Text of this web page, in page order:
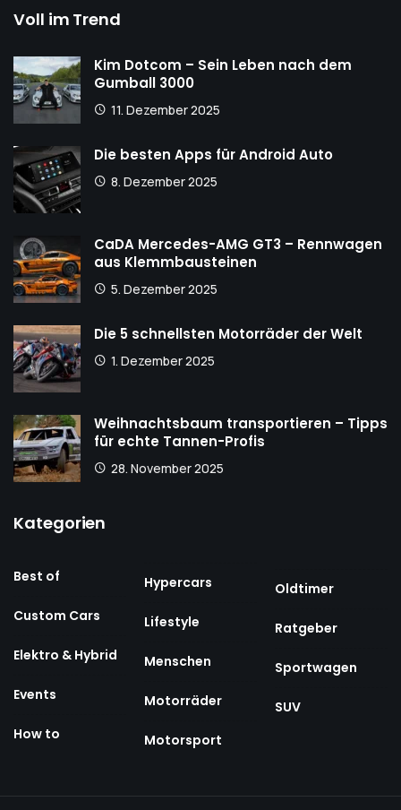
Voll im Trend
Kim Dotcom – Sein Leben nach dem
Gumball 3000
11. Dezember 2025
Die besten Apps für Android Auto
8. Dezember 2025
CaDA Mercedes-AMG GT3 – Rennwagen
aus Klemmbausteinen
5. Dezember 2025
Die 5 schnellsten Motorräder der Welt
1. Dezember 2025
Weihnachtsbaum transportieren – Tipps
für echte Tannen-Profis
28. November 2025
Kategorien
Best of
Custom Cars
Elektro & Hybrid
Events
How to
Hypercars
Lifestyle
Menschen
Motorräder
Motorsport
Oldtimer
Ratgeber
Sportwagen
SUV